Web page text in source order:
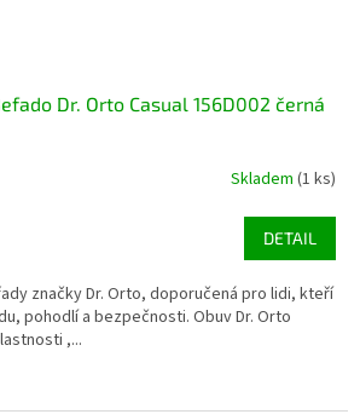
Dr. Orto Casual 156D002 černá
Skladem (1 ks)
DETAIL
značky Dr. Orto, doporučená pro lidi, kteří
pohodlí a bezpečnosti. Obuv Dr. Orto
,...